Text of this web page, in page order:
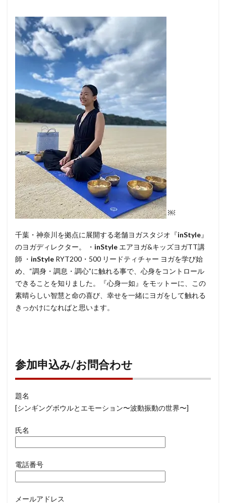
￼
千葉・神奈川を拠点に展開する老舗ヨガスタジオ『inStyle』
のヨガディレクター。 ・ inStyle エアヨガ&キッズヨガTT講
師 ・ inStyle RYT200・500 リードティチャー ヨガを学び始
め、“調身・調息・調心”に触れる事で、心身をコントロール
できることを知りました。『心身一如』をモットーに、この
素晴らしい智慧と命の喜び、幸せを一緒にヨガをして触れる
きっかけになればと思います。
参加申込み/お問合わせ
題名
[シンギングボウルとエモーション〜波動振動の世界〜]
氏名
電話番号
メールアドレス